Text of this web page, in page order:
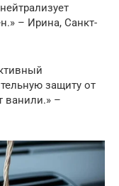
– Ирина, Санкт-
защиту от
ванили.» –